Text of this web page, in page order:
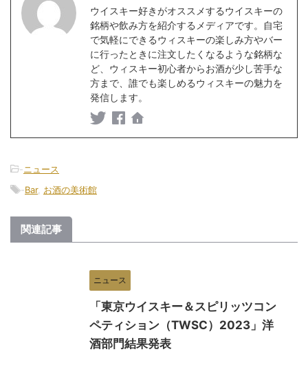
ウイスキー好きがオススメするウイスキーの
銘柄や飲み方を紹介するメディアです。自宅
で気軽にできるウィスキーの楽しみ方やバー
に行ったときに注文したくなるような銘柄な
ど、ウィスキー初心者からお酒が少し苦手な
方まで、誰でも楽しめるウィスキーの魅力を
発信します。
-ニュース
-Bar, お酒の美術館
関連記事
ニュース
「東京ウイスキー＆スピリッツコン
ペティション（TWSC）2023」洋
酒部門結果発表